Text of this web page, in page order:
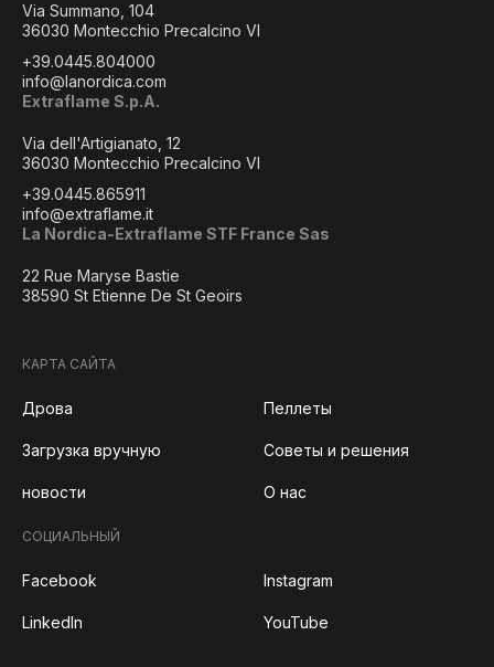
Via Summano, 104
36030 Montecchio Precalcino VI
+39.0445.804000
info@lanordica.com
Extraflame S.p.A.
Via dell'Artigianato, 12
36030 Montecchio Precalcino VI
+39.0445.865911
info@extraflame.it
La Nordica-Extraflame STF France Sas
22 Rue Maryse Bastie
38590 St Etienne De St Geoirs
КАРТА САЙТА
Дрова Пеллеты
Загрузка вручную Советы и решения
новости О нас
СОЦИАЛЬНЫЙ
Facebook Instagram
LinkedIn YouTube